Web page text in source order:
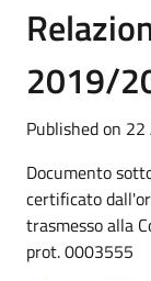
2019/
Published on
Documento
certificato
trasmesso alla
prot. 0003555